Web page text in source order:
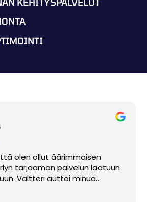
olen ollut äärimmäisen
tarjoaman palvelun laatuun
Valtteri auttoi minua
vaiheessa – aina